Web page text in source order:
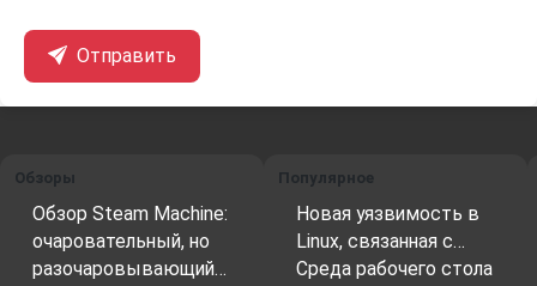
Отправить
Обзоры
Обзор Steam Machine:
очаровательный, но
разочаровывающий…
Популярное
Новая уязвимость в
Linux, связанная с…
Среда рабочего стола